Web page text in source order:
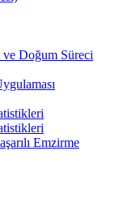
Doğum Süreci
Emzirme